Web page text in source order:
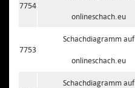
7754
onlineschach.eu
7753
Schachdiagramm auf
onlineschach.eu
Schachdiagramm auf